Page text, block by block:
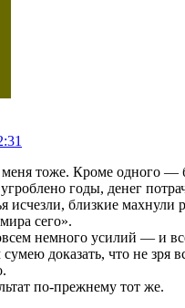
меня тоже. Кроме одного —
годы, денег
исчезли, близкие махнули
сего».
немного усилий — и
доказать, что не зря
по-прежнему тот же.